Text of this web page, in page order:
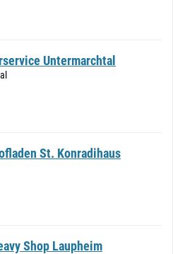
Untermarchtal
St. Konradihaus
Shop Laupheim